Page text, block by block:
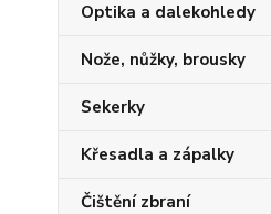
Optika a dalekohledy
Nože, nůžky, brousky
Sekerky
Křesadla a zápalky
Čištění zbraní